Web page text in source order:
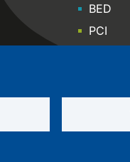
BED
PCI